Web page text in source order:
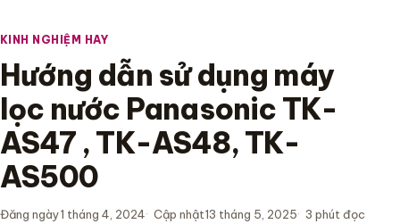
KINH NGHIỆM HAY
Hướng dẫn sử dụng máy
lọc nước Panasonic TK-
AS47 , TK-AS48, TK-
AS500
Đăng ngày1 tháng 4, 2024 Cập nhật13 tháng 5, 2025
3 phút đọc